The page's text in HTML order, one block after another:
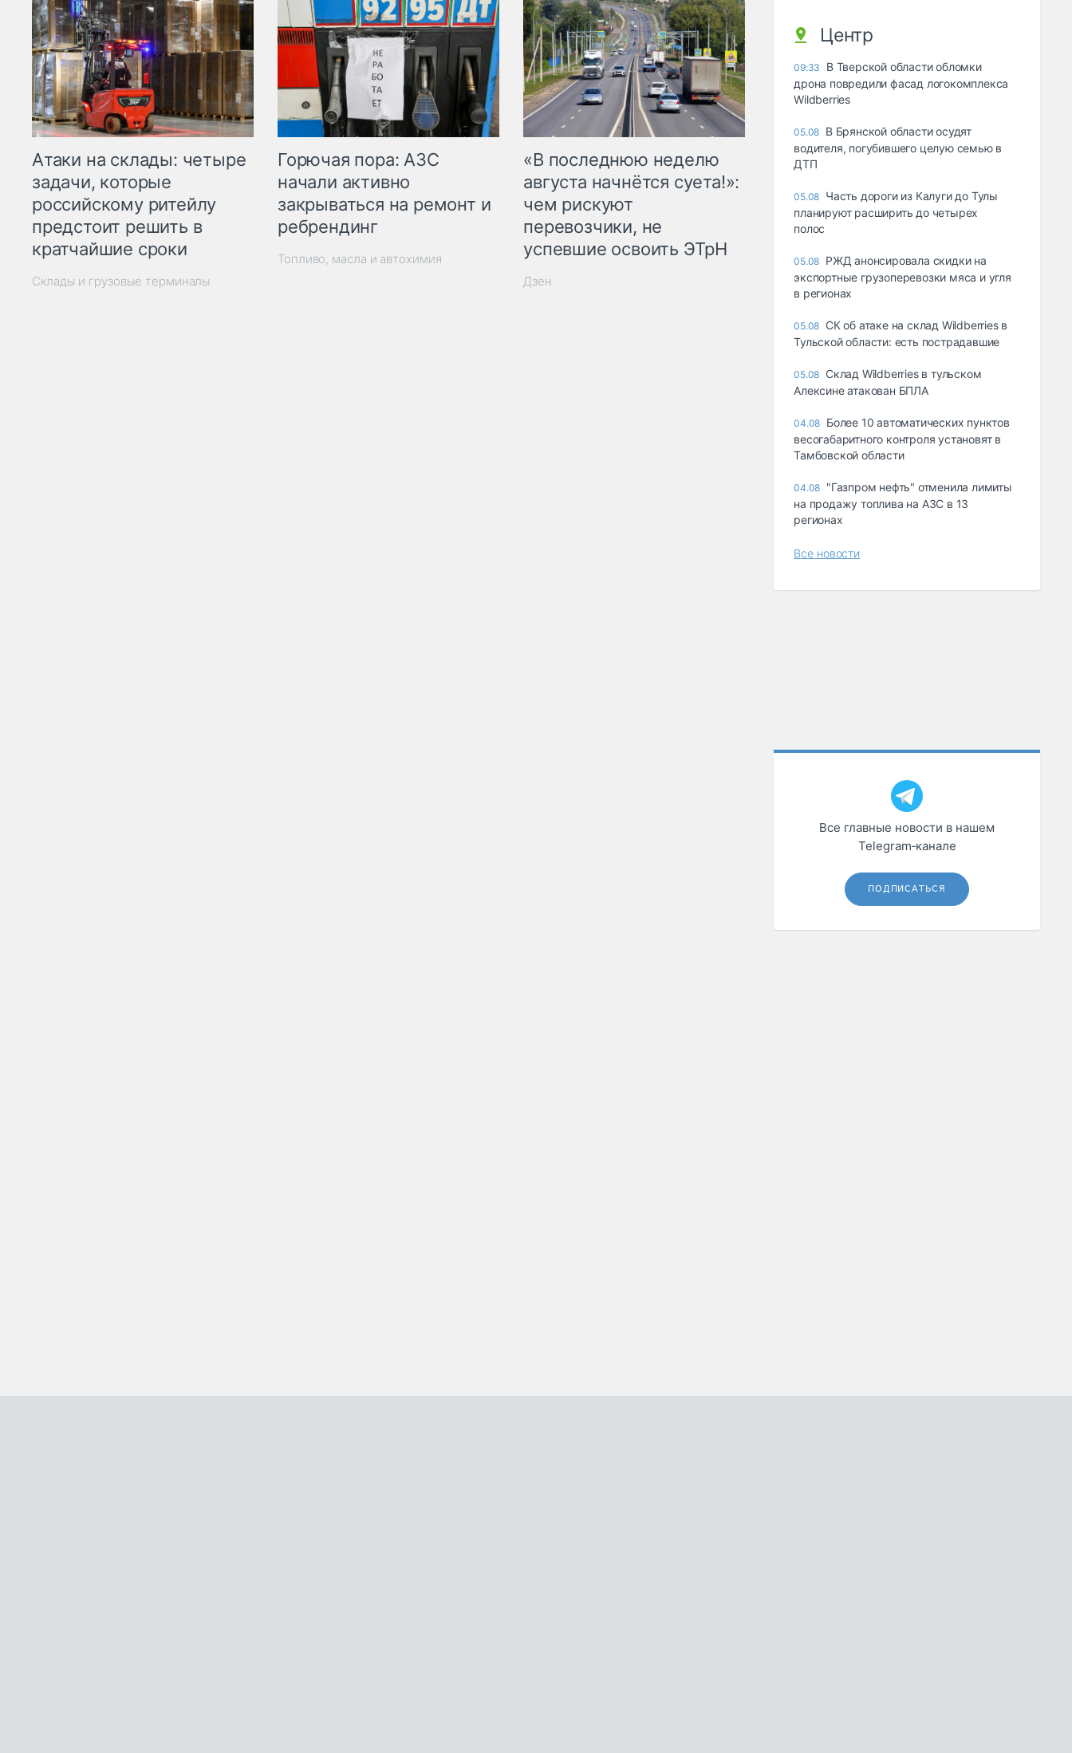
Атаки на склады: четыре
задачи, которые
российскому ритейлу
предстоит решить в
кратчайшие сроки
Склады и грузовые терминалы
Горючая пора: АЗС
начали активно
закрываться на ремонт и
ребрендинг
Топливо, масла и автохимия
«В последнюю неделю
августа начнётся суета!»:
чем рискуют
перевозчики, не
успевшие освоить ЭТрН
Дзен
Центр
09:33
В Тверской области обломки
дрона повредили фасад логокомплекса
Wildberries
05.08 В Брянской области осудят
водителя, погубившего целую семью в
ДТП
05.08 Часть дороги из Калуги до Тулы
планируют расширить до четырех
полос
05.08 РЖД анонсировала скидки на
экспортные грузоперевозки мяса и угля
в регионах
05.08 СК об атаке на склад Wildberries в
Тульской области: есть пострадавшие
05.08 Склад Wildberries в тульском
Алексине атакован БПЛА
04.08 Более 10 автоматических пунктов
весогабаритного контроля установят в
Тамбовской области
04.08 "Газпром нефть" отменила лимиты
на продажу топлива на АЗС в 13
регионах
Все новости
Все главные новости в нашем
Telegram‑канале
ПОДПИСАТЬСЯ